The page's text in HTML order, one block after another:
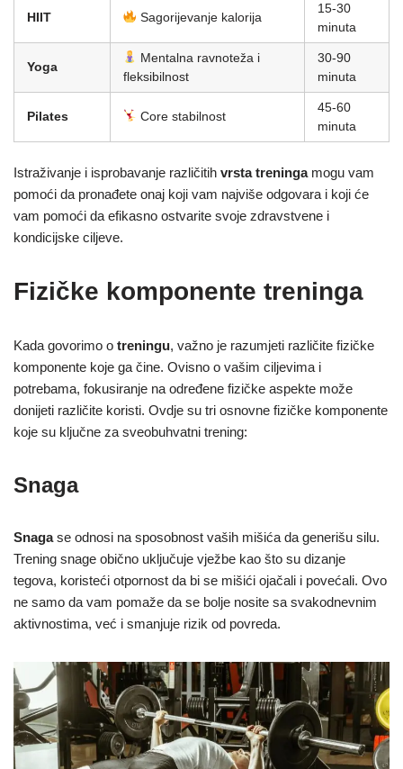
HIIT Sagorijevanje kalorija
15-30
minuta
Yoga
Mentalna ravnoteža i
fleksibilnost
30-90
minuta
Pilates Core stabilnost
45-60
minuta
Istraživanje i isprobavanje različitih vrsta treningamogu vam
pomoći da pronađete onaj koji vam najviše odgovara i koji će
vam pomoći da efikasno ostvarite svoje zdravstvene i
kondicijske ciljeve.
Fizičke komponente treninga
Kada govorimo o treningu, važno je razumjeti različite fizičke
komponente koje ga čine. Ovisno o vašim ciljevima i
potrebama, fokusiranje na određene fizičke aspekte može
donijeti različite koristi. Ovdje su tri osnovne fizičke komponente
koje su ključne za sveobuhvatni trening:
Snaga
Snagase odnosi na sposobnost vaših mišića da generišu silu.
Trening snage obično uključuje vježbe kao što su dizanje
tegova, koristeći otpornost da bi se mišići ojačali i povećali. Ovo
ne samo da vam pomaže da se bolje nosite sa svakodnevnim
aktivnostima, već i smanjuje rizik od povreda.